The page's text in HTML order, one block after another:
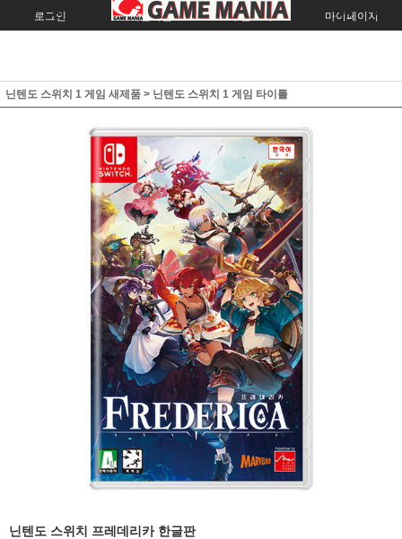
로그인 회원가입 주문조회 마이페이지
닌텐도 스위치 1 게임 새제품 > 닌텐도 스위치 1 게임 타이틀
닌텐도 스위치 프레데리카 한글판